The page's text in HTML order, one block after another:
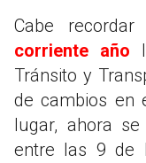
Cabe
corriente año
Tránsito y
de cambios en
lugar, ahora
entre las 9 de